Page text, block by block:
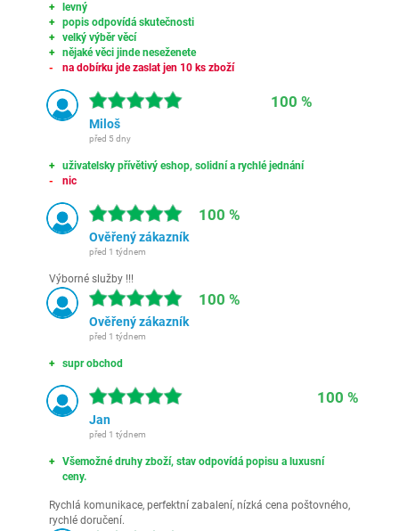
levný
popis odpovídá skutečnosti
velký výběr věcí
nějaké věci jinde neseženete
na dobírku jde zaslat jen 10 ks zboží
100 %
Miloš
před 5 dny
uživatelsky přívětivý eshop, solidní a rychlé jednání
nic
100 %
Ověřený zákazník
před 1 týdnem
Výborné služby !!!
100 %
Ověřený zákazník
před 1 týdnem
supr obchod
100 %
Jan
před 1 týdnem
Všemožné druhy zboží, stav odpovídá popisu a luxusní
ceny.
Rychlá komunikace, perfektní zabalení, nízká cena poštovného,
rychlé doručení.